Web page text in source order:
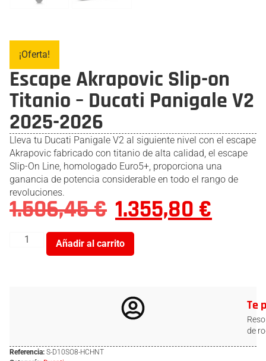
¡Oferta!
Escape Akrapovic Slip-on
Titanio – Ducati Panigale V2
2025-2026
Lleva tu Ducati Panigale V2 al siguiente nivel con el escape
Akrapovic fabricado con titanio de alta calidad, el escape
Slip-On Line, homologado Euro5+, proporciona una
ganancia de potencia considerable en todo el rango de
revoluciones.
1.506,45€ 1.355,80€
Añadir al carrito
Te
de
Referencia: S-D10SO8-HCHNT